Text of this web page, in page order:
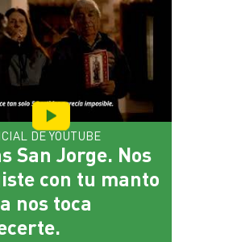
DE YOUTUBE
San Jorge. Nos
con tu manto
nos toca